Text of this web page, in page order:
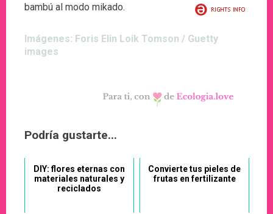
bambú al modo mikado.
Imágenes: Foris Elin Loik Tomson / Guetty
images
Podría gustarte...
DIY: flores eternas con
materiales naturales y
reciclados
Convierte tus pieles de
frutas en fertilizante